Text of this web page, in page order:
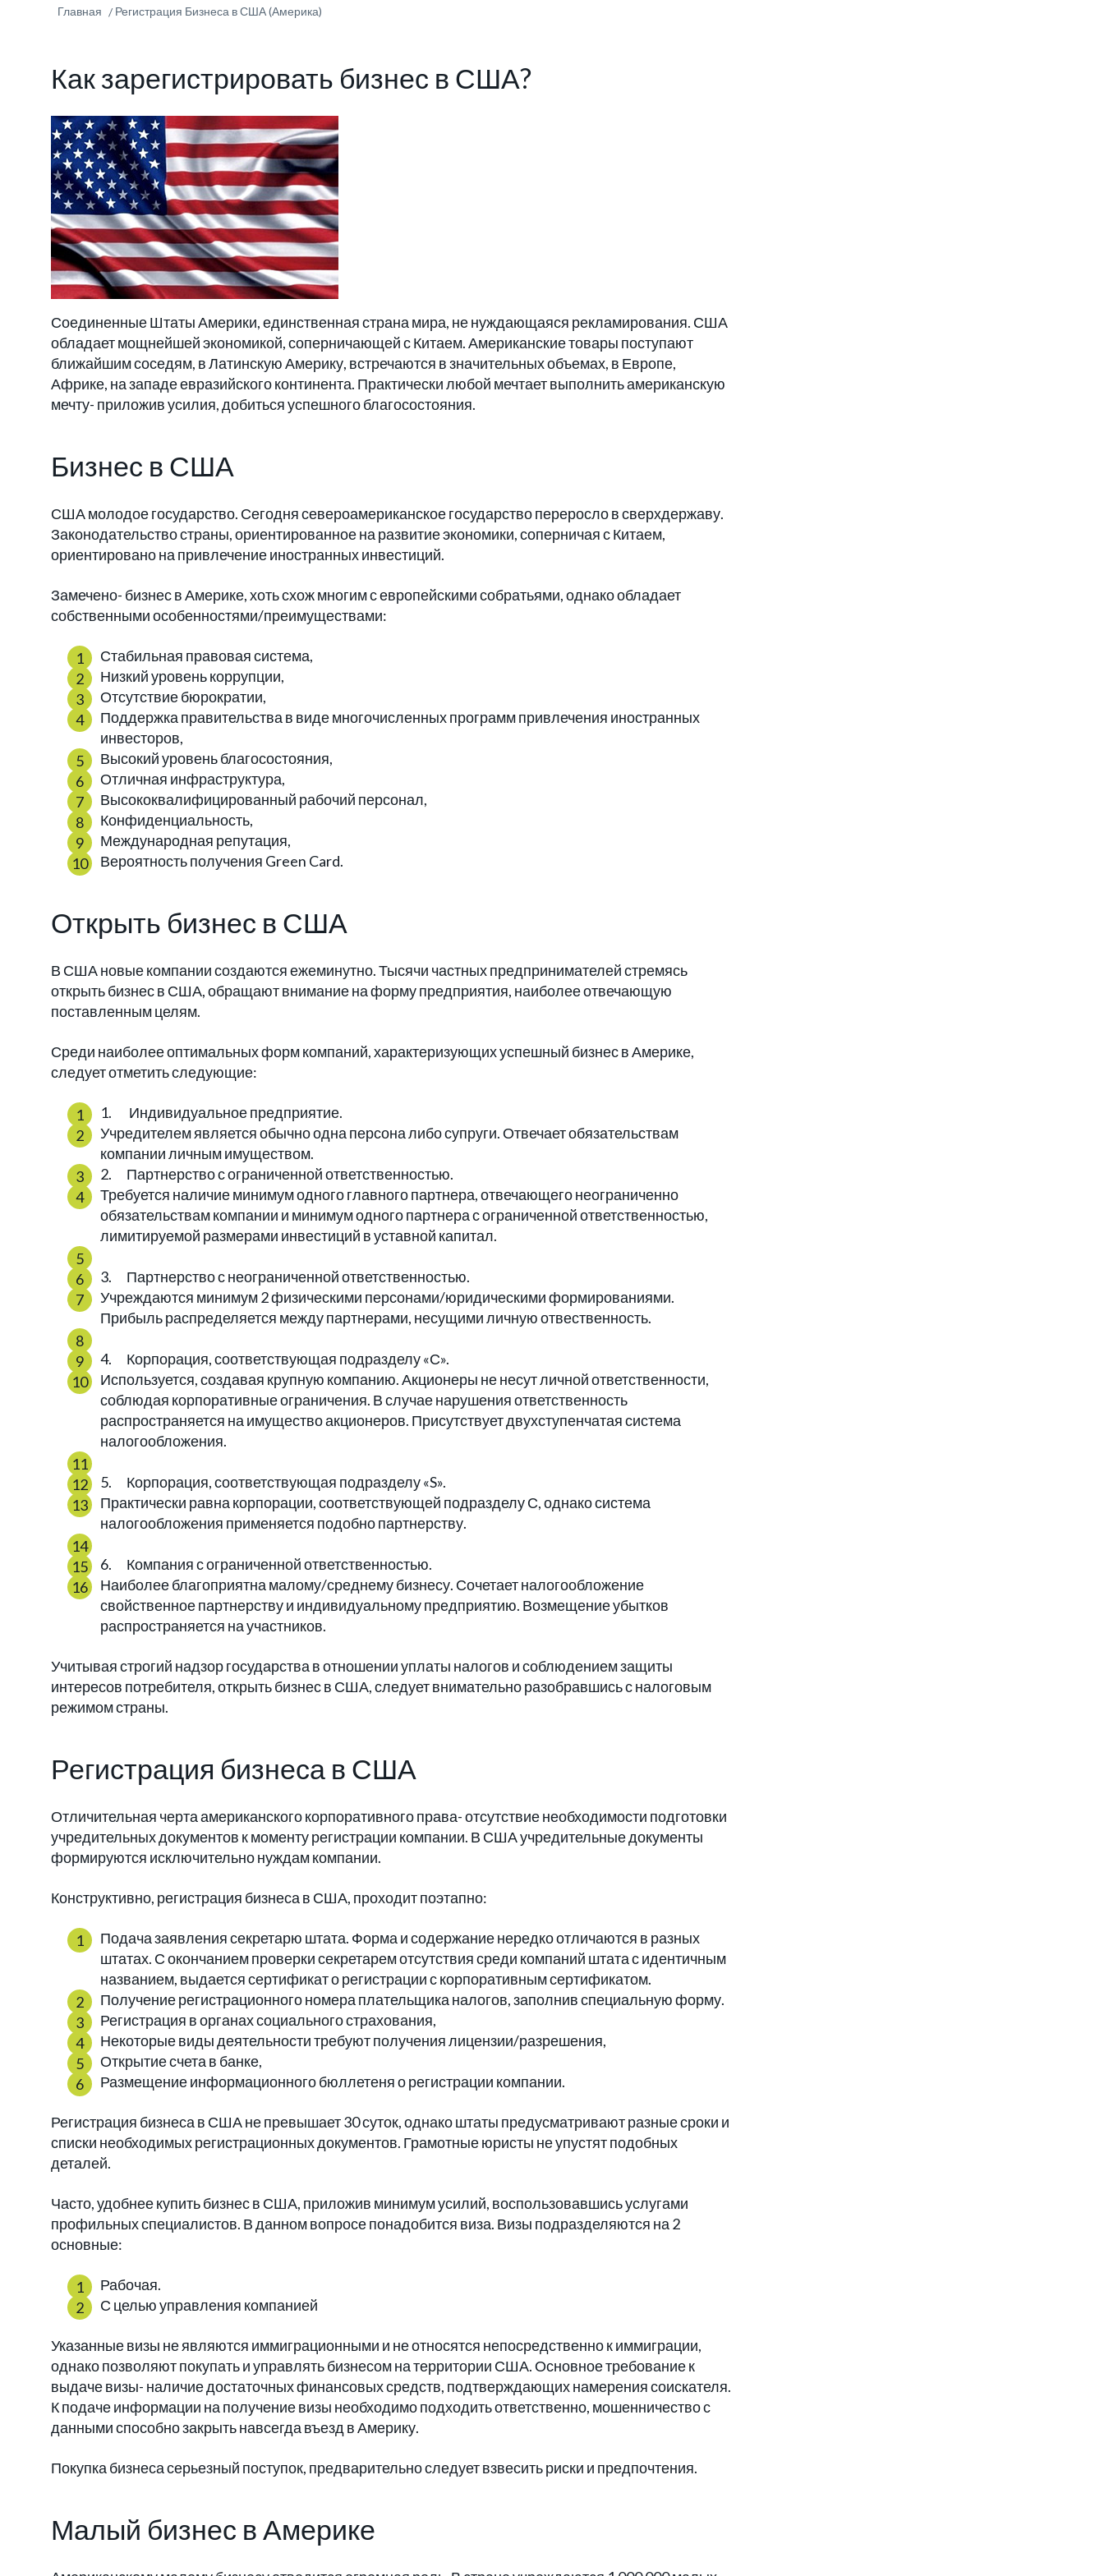
Главная Регистрация Бизнеса в США (Америка)
Как зарегистрировать бизнес в США?
Соединенные Штаты Америки, единственная страна мира, не нуждающаяся рекламирования. США
обладает мощнейшей экономикой, соперничающей с Китаем. Американские товары поступают
ближайшим соседям, в Латинскую Америку, встречаются в значительных объемах, в Европе,
Африке, на западе евразийского континента. Практически любой мечтает выполнить американскую
мечту- приложив усилия, добиться успешного благосостояния.
Бизнес в США
США молодое государство. Сегодня североамериканское государство переросло в сверхдержаву.
Законодательство страны, ориентированное на развитие экономики, соперничая с Китаем,
ориентировано на привлечение иностранных инвестиций.
Замечено- бизнес в Америке, хоть схож многим с европейскими собратьями, однако обладает
собственными особенностями/преимуществами:
Стабильная правовая система,
Низкий уровень коррупции,
Отсутствие бюрократии,
Поддержка правительства в виде многочисленных программ привлечения иностранных
инвесторов,
Высокий уровень благосостояния,
Отличная инфраструктура,
Высококвалифицированный рабочий персонал,
Конфиденциальность,
Международная репутация,
Вероятность получения Green Card.
Открыть бизнес в США
В США новые компании создаются ежеминутно. Тысячи частных предпринимателей стремясь
открыть бизнес в США, обращают внимание на форму предприятия, наиболее отвечающую
поставленным целям.
Среди наиболее оптимальных форм компаний, характеризующих успешный бизнес в Америке,
следует отметить следующие:
1. Индивидуальное предприятие.
Учредителем является обычно одна персона либо супруги. Отвечает обязательствам
компании личным имуществом.
2. Партнерство с ограниченной ответственностью.
Требуется наличие минимум одного главного партнера, отвечающего неограниченно
обязательствам компании и минимум одного партнера с ограниченной ответственностью,
лимитируемой размерами инвестиций в уставной капитал.
3. Партнерство с неограниченной ответственностью.
Учреждаются минимум 2 физическими персонами/юридическими формированиями.
Прибыль распределяется между партнерами, несущими личную отвественность.
4. Корпорация, соответствующая подразделу «С».
Используется, создавая крупную компанию. Акционеры не несут личной ответственности,
соблюдая корпоративные ограничения. В случае нарушения ответственность
распространяется на имущество акционеров. Присутствует двухступенчатая система
налогообложения.
5. Корпорация, соответствующая подразделу «S».
Практически равна корпорации, соответствующей подразделу С, однако система
налогообложения применяется подобно партнерству.
6. Компания с ограниченной ответственностью.
Наиболее благоприятна малому/среднему бизнесу. Сочетает налогообложение
свойственное партнерству и индивидуальному предприятию. Возмещение убытков
распространяется на участников.
Учитывая строгий надзор государства в отношении уплаты налогов и соблюдением защиты
интересов потребителя, открыть бизнес в США, следует внимательно разобравшись с налоговым
режимом страны.
Регистрация бизнеса в США
Отличительная черта американского корпоративного права- отсутствие необходимости подготовки
учредительных документов к моменту регистрации компании. В США учредительные документы
формируются исключительно нуждам компании.
Конструктивно, регистрация бизнеса в США, проходит поэтапно:
Подача заявления секретарю штата. Форма и содержание нередко отличаются в разных
штатах. С окончанием проверки секретарем отсутствия среди компаний штата с идентичным
названием, выдается сертификат о регистрации с корпоративным сертификатом.
Получение регистрационного номера плательщика налогов, заполнив специальную форму.
Регистрация в органах социального страхования,
Некоторые виды деятельности требуют получения лицензии/разрешения,
Открытие счета в банке,
Размещение информационного бюллетеня о регистрации компании.
Регистрация бизнеса в США не превышает 30 суток, однако штаты предусматривают разные сроки и
списки необходимых регистрационных документов. Грамотные юристы не упустят подобных
деталей.
Часто, удобнее купить бизнес в США, приложив минимум усилий, воспользовавшись услугами
профильных специалистов. В данном вопросе понадобится виза. Визы подразделяются на 2
основные:
Рабочая.
С целью управления компанией
Указанные визы не являются иммиграционными и не относятся непосредственно к иммиграции,
однако позволяют покупать и управлять бизнесом на территории США. Основное требование к
выдаче визы- наличие достаточных финансовых средств, подтверждающих намерения соискателя.
К подаче информации на получение визы необходимо подходить ответственно, мошенничество с
данными способно закрыть навсегда въезд в Америку.
Покупка бизнеса серьезный поступок, предварительно следует взвесить риски и предпочтения.
Малый бизнес в Америке